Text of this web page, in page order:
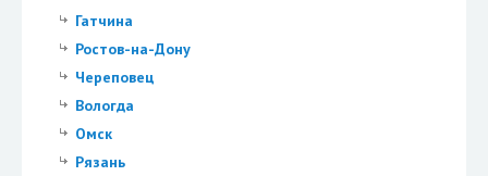
Гатчина
Ростов-на-Дону
Череповец
Вологда
Омск
Рязань